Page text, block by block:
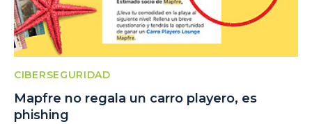
CIBERSEGURIDAD
Mapfre no regala un carro playero, es
phishing